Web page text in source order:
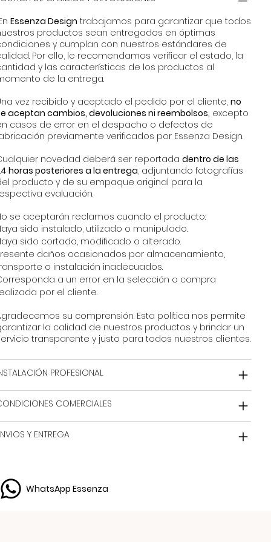
Essenza Design trabajamos para garantizar que todos
productos sean entregados en óptimas
y cumplan con nuestros estándares de
Por ello, le recomendamos verificar el estado, la
y las características de los productos al
de la entrega.
vez recibido y aceptado el pedido por el cliente, no
aceptan cambios, devoluciones ni reembolsos, excepto
casos de error en el despacho o defectos de
previamente verificados por Essenza Design.
novedad deberá ser reportada dentro de las
horas posteriores a la entrega, adjuntando fotografías
producto y de su empaque original para la
evaluación.
se aceptarán reclamos cuando el producto:
sido instalado, utilizado o manipulado.
sido cortado, modificado o alterado.
daños ocasionados por almacenamiento,
o instalación inadecuados.
a un error en la selección o compra
por el cliente.
su comprensión. Esta política nos permite
la calidad de nuestros productos y brindar un
transparente y justo para todos nuestros clientes.
PROFESIONAL
COMERCIALES
Y ENTREGA
WhatsApp Essenza